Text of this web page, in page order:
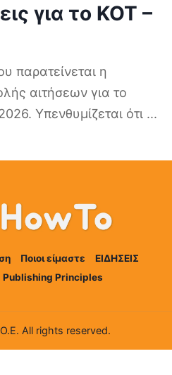
για το ΚΟΤ –
παρατείνεται η
αιτήσεων για το
Υπενθυμίζεται ότι ...
Ποιοι είμαστε
ΕΙΔΗΣΕΙΣ
Publishing Principles
All rights reserved.